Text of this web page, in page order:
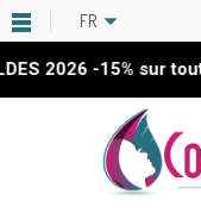
2026-15%sur tout le
FR